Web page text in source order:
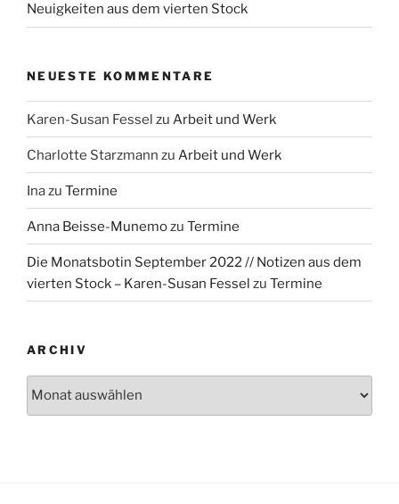
Neuigkeiten aus dem vierten Stock
NEUESTE KOMMENTARE
Karen-Susan Fessel zu Arbeit und Werk
Charlotte Starzmann zu Arbeit und Werk
Inazu Termine
Anna Beisse-Munemozu Termine
Die Monatsbotin September 2022 // Notizen aus dem
vierten Stock – Karen-Susan Fessel zu Termine
ARCHIV